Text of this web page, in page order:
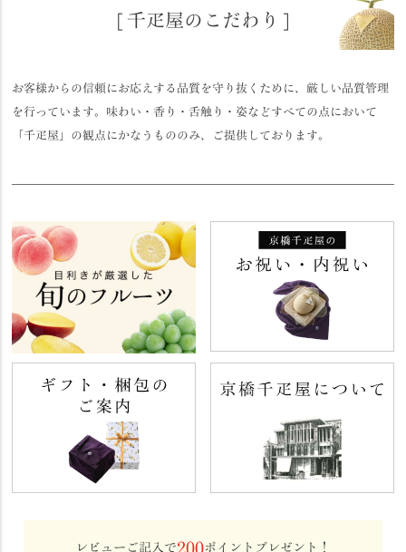
[ 千疋屋のこだわり ]
お客様からの信頼にお応えする品質を守り抜くために、厳しい品質管理
を行っています。味わい・香り・舌触り・姿などすべての点において
「千疋屋」の観点にかなうもののみ、ご提供しております。
レビューご記入で200ポイントプレゼント！